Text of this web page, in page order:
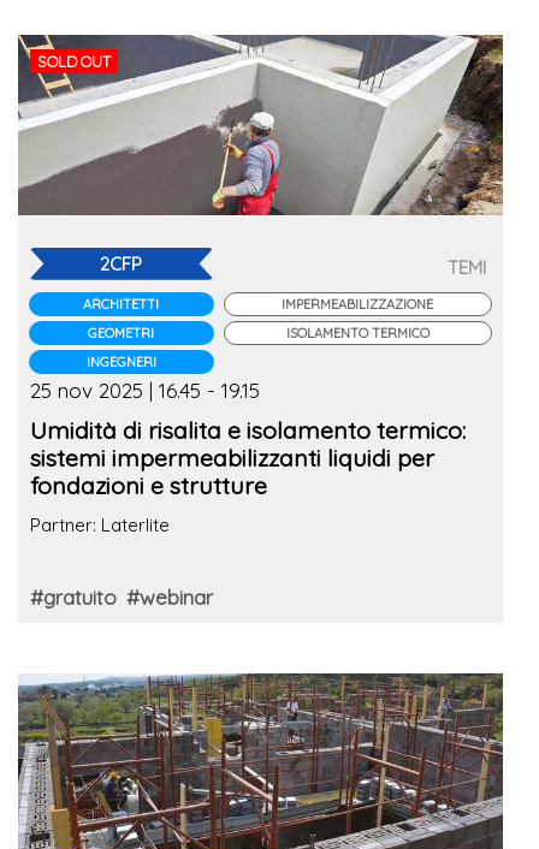
SOLD OUT
2CFP
ARCHITETTI
GEOMETRI
INGEGNERI
TEMI
IMPERMEABILIZZAZIONE
ISOLAMENTO TERMICO
25 nov 2025 | 16.45 - 19.15
Umidità di risalita e isolamento termico:
sistemi impermeabilizzanti liquidi per
fondazioni e strutture
Partner: Laterlite
#gratuito #webinar